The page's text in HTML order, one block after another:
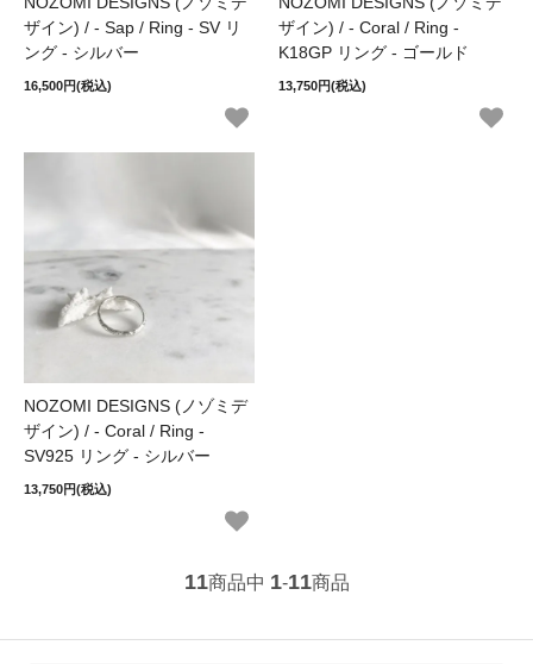
ザイン) / - Sap / Ring - SV リ
ング - シルバー
16,500円(税込)
ザイン) / - Coral / Ring -
K18GP リング - ゴールド
13,750円(税込)
NOZOMI DESIGNS (ノゾミデ
ザイン) / - Coral / Ring -
SV925 リング - シルバー
13,750円(税込)
11商品中 1-11商品